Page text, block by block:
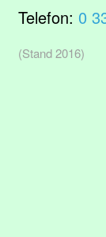
Telefon: 0
(Stand 2016)